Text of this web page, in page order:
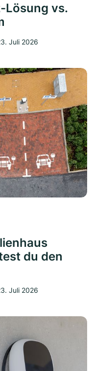
Lösung vs.
Juli 2026
du den
Juli 2026